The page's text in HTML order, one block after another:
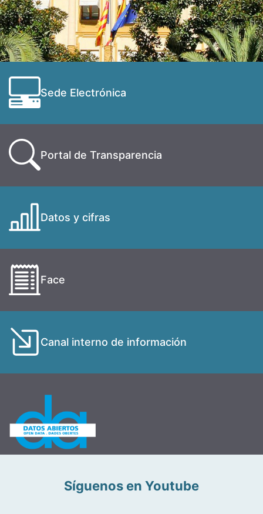
Sede Electrónica
Portal de Transparencia
Datos y cifras
Face
Canal interno de información
Síguenos en Youtube